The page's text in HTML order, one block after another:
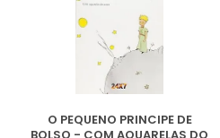
O PEQUENO PRINCIPE DE